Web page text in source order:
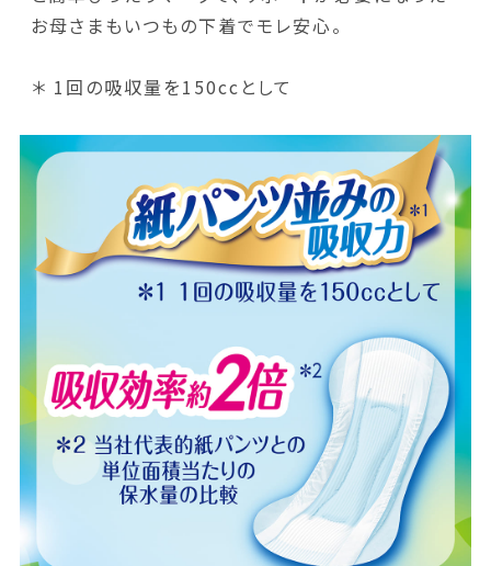
お母さまもいつもの下着でモレ安心。
＊ 1回の吸収量を150ccとして